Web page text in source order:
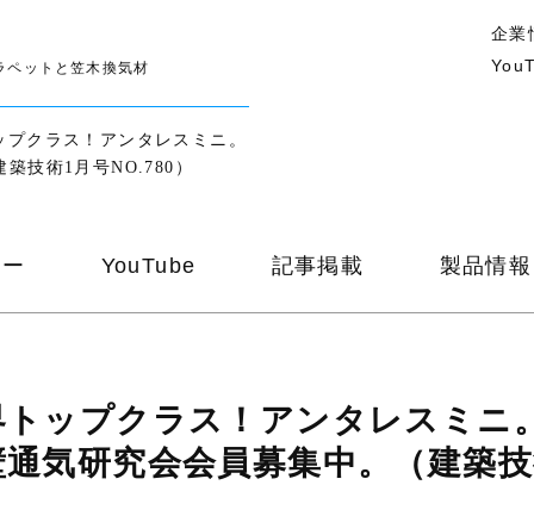
ペットと笠木換気材
企業
クラス！アンタレスミニ。
技術1月号NO.780）
YouTube 記事掲載 製品情報
ップクラス！アンタレスミニ
気研究会会員募集中。（建築